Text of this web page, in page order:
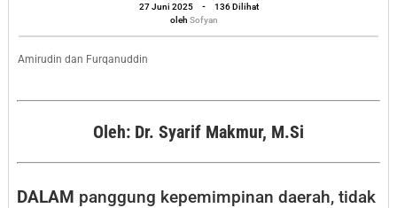
Daerah:
Penghargaan
Kepemimpinan
Terbaik
27 Juni 2025
oleh
Sofyan
-
136 Dilihat
oleh Sofyan
Amirudin dan Furqanuddin
Oleh: Dr. Syarif Makmur, M.Si
DALAM panggung kepemimpinan daerah, tidak